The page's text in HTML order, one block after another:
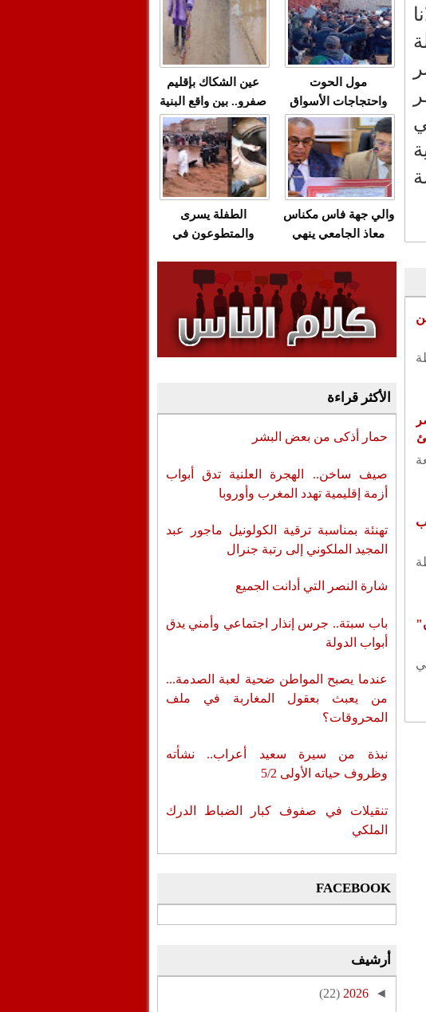
انقطاعه في شبه
الجزيرة الإيبيرية
قاسية على الهواء
عين الشكاك بإقليم
صفرو.. بين واقع البنية
التحتية المهترئة
والحملات الانتخابية
المبكرة(فيديو)
مول الحوت
واحتجاجات الأسواق
الأسبوعية/الاحتقان
الصامت والتراشق
بـ"الصناديق"/أخنوش
يرد بالصمت المريب
الطفلة يسرى
والمتطوعون في
وقنوات صرف صحي
تقتل والمحاسبة يجب
أن تطال المسؤولين
والي جهة فاس مكناس
معاذ الجامعي ينهي
والعمال مع شركة
سيتي باص + وثيقة
وفيديو
الأكثر قراءة
حمار أذكى من بعض البشر
صيف ساخن.. الهجرة العلنية تدق أبواب
أزمة إقليمية تهدد المغرب وأوروبا
تهنئة بمناسبة ترقية الكولونيل ماجور عبد
المجيد الملكوني إلى رتبة جنرال
شارة النصر التي أدانت الجميع
باب سبتة.. جرس إنذار اجتماعي وأمني يدق
أبواب الدولة
عندما يصبح المواطن ضحية لعبة الصدمة...
من يعبث بعقول المغاربة في ملف
المحروقات؟
نبذة من سيرة سعيد أعراب.. نشأته
وظروف حياته الأولى 5/2
تنقيلات في صفوف كبار الضباط الدرك
الملكي
FACEBOOK
أرشيف
◄
2026
(22)